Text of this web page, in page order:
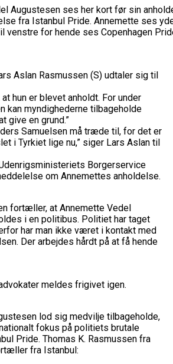
Augustesen ses her kort før sin
fra Istanbul Pride. Annemette ses
venstre for hende ses Copenhagen
Aslan Rasmussen (S) udtaler sig til
hun er blevet anholdt. For under
kan myndighederne tilbageholde
give en grund.”
Samuelsen må træde til, for det er
i Tyrkiet lige nu,” siger Lars Aslan til
Borgerservice
om Annemettes anholdelse.
fortæller, at Annemette Vedel
i en politibus. Politiet har taget
har man ikke været i kontakt med
Der arbejdes hårdt på at få hende
meldes frigivet igen.
lod sig medvilje tilbageholde,
fokus på politiets brutale
Pride. Thomas K. Rasmussen fra
fra Istanbul: